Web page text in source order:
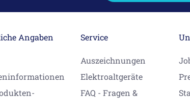
Angaben Service
Auszeichnungen
Elektroaltgeräte
FAQ - Fragen &